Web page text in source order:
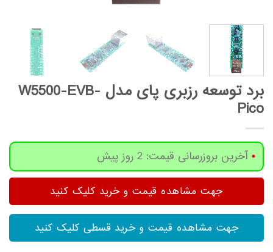
برد توسعه رزبری پای مدل W5500-EVB-
Pico
آخرین بروزرسانی قیمت: 2 روز پیش
جهت مشاهده قیمت و خرید کلیک کنید
جهت مشاهده قیمت و خرید قسطی کلیک کنید